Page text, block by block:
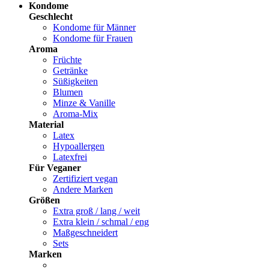
Kondome
Geschlecht
Kondome für Männer
Kondome für Frauen
Aroma
Früchte
Getränke
Süßigkeiten
Blumen
Minze & Vanille
Aroma-Mix
Material
Latex
Hypoallergen
Latexfrei
Für Veganer
Zertifiziert vegan
Andere Marken
Größen
Extra groß / lang / weit
Extra klein / schmal / eng
Maßgeschneidert
Sets
Marken